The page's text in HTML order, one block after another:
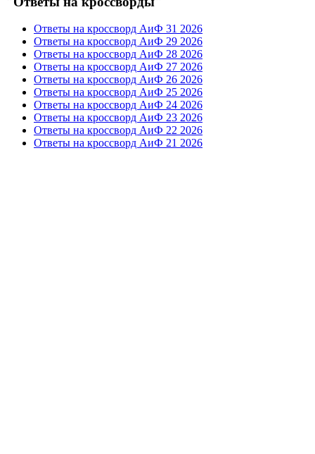
Ответы на кроссворд АиФ 31 2026
Ответы на кроссворд АиФ 29 2026
Ответы на кроссворд АиФ 28 2026
Ответы на кроссворд АиФ 27 2026
Ответы на кроссворд АиФ 26 2026
Ответы на кроссворд АиФ 25 2026
Ответы на кроссворд АиФ 24 2026
Ответы на кроссворд АиФ 23 2026
Ответы на кроссворд АиФ 22 2026
Ответы на кроссворд АиФ 21 2026